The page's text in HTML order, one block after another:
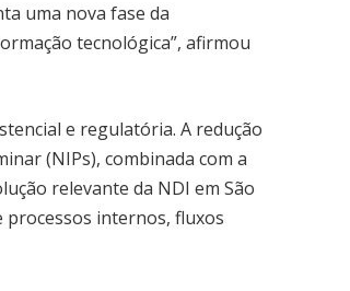
uma nova fase da
tecnológica”, afirmou
e regulatória. A redução
(NIPs), combinada com a
relevante da NDI em São
internos, fluxos